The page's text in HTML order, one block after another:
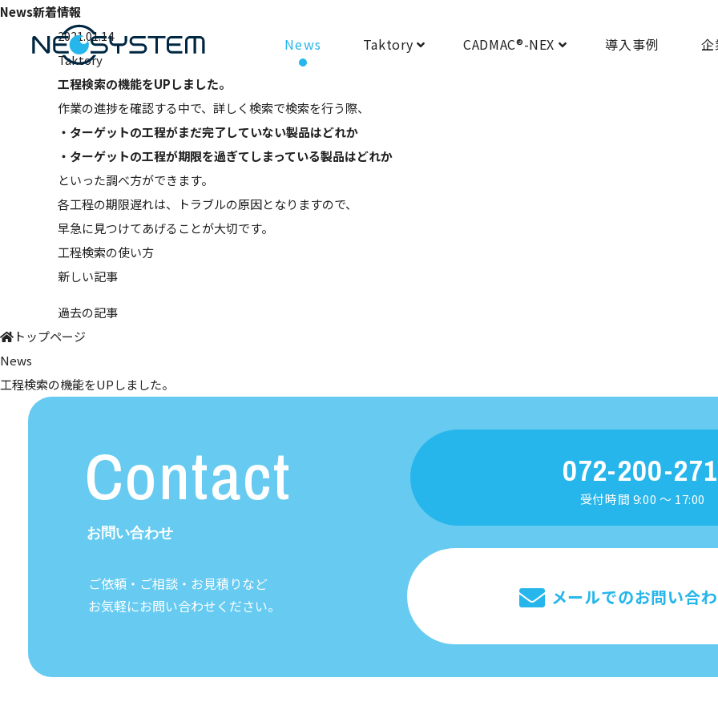
News Taktory CADMAC®-NEX 導入事例
News新着情報
2021.01.14
Taktory
工程検索の機能をUPしました。
作業の進捗を確認する中で、詳しく検索で検索を行う際、
・ターゲットの工程がまだ完了していない製品はどれか
・ターゲットの工程が期限を過ぎてしまっている製品はどれか
といった調べ方ができます。
各工程の期限遅れは、トラブルの原因となりますので、
早急に見つけてあげることが大切です。
工程検索の使い方
新しい記事
過去の記事
トップページ
News
工程検索の機能をUPしました。
Contact
お問い合わせ
ご依頼・ご相談・お見積りなど
お気軽にお問い合わせください。
072-200-
受付時間 9:00 ～ 17:00
メールでのお問い合